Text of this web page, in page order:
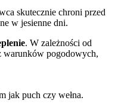
skutecznie chroni przed
w jesienne dni.
. W zależności od
warunków pogodowych,
jak puch czy wełna.